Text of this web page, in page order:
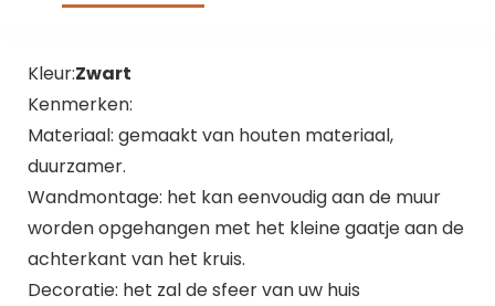
Kleur:Zwart
Kenmerken:
Materiaal: gemaakt van houten materiaal,
duurzamer.
Wandmontage: het kan eenvoudig aan de muur
worden opgehangen met het kleine gaatje aan de
achterkant van het kruis.
Decoratie: het zal de sfeer van uw huis